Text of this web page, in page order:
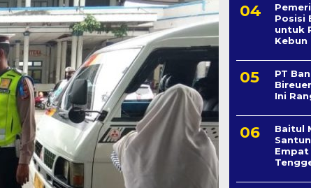
Posisi
untuk
Kebun
PT
Ini
Baitul
Empat